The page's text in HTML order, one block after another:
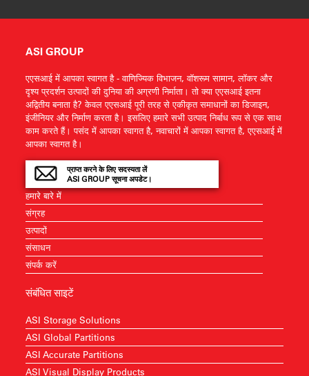
ASI GROUP
एएसआई में आपका स्वागत है - वाणिज्यिक विभाजन, वॉशरूम सामान, लॉकर और
दृश्य प्रदर्शन उत्पादों की दुनिया की अग्रणी निर्माता। तो क्या एएसआई इतना
अद्वितीय बनाता है? केवल एएसआई पूरी तरह से एकीकृत समाधानों का डिजाइन,
इंजीनियर और निर्माण करता है। इसलिए हमारे सभी उत्पाद निर्बाध रूप से एक साथ
काम करते हैं। पसंद में आपका स्वागत है, नवाचारों में आपका स्वागत है, एएसआई में
आपका स्वागत है।
प्राप्त करने के लिए सदस्यता लें
ASI GROUP सूचना अपडेट।
हमारे बारे में
संग्रह
उत्पादों
संसाधन
संपर्क करें
संबंधित साइटें
ASI Storage Solutions
ASI Global Partitions
ASI Accurate Partitions
ASI Visual Display Products